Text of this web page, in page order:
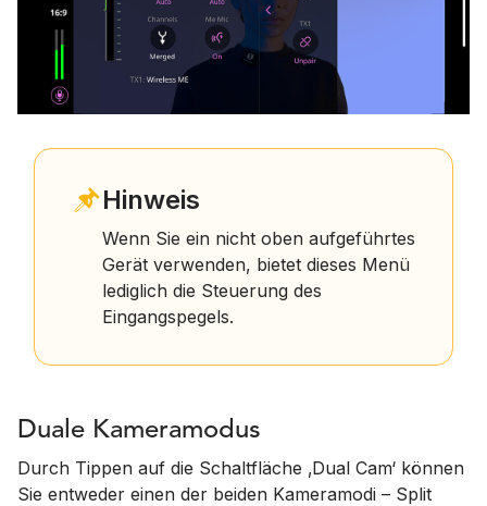
Hinweis
Wenn Sie ein nicht oben aufgeführtes
Gerät verwenden, bietet dieses Menü
lediglich die Steuerung des
Eingangspegels.
Duale Kameramodus
Durch Tippen auf die Schaltfläche ‚Dual Cam‘ können
Sie entweder einen der beiden Kameramodi – Split